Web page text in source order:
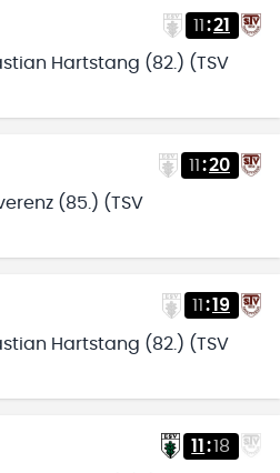
11 :21
Hartstang (82.) (TSV
11 :20
(85.) (TSV
11 :19
Hartstang (82.) (TSV
11 :18